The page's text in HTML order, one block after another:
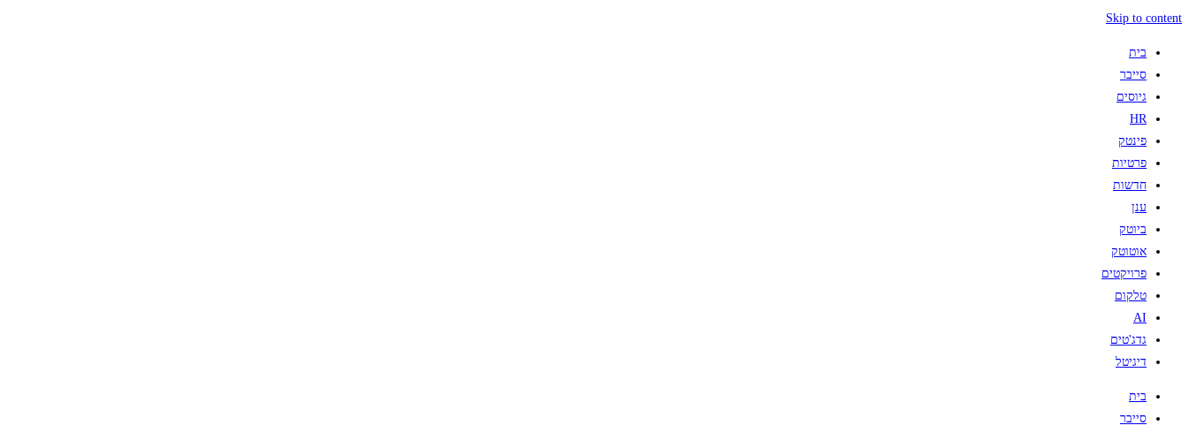
Skip to content
בית
סייבר
גיוסים
HR
פינטק
פרטיות
חדשות
ענן
ביוטק
אוטוטק
פרויקטים
טלקום
AI
גדג'טים
דיגיטל
בית
סייבר